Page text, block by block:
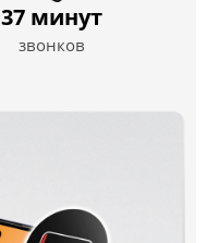
звонков
37 минут